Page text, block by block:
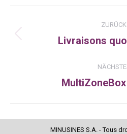
ZURÜCK
Livraisons
MultiZoneBox
MINUSINES S.A. - Tous